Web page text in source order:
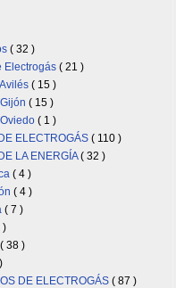
( 32 )
Electrogás ( 21 )
( 15 )
( 15 )
( 1 )
ELECTROGÁS ( 110 )
LA ENERGÍA( 32 )
( 4 )
( 4 )
( 7 )
)
( 38 )
DE ELECTROGÁS ( 87 )